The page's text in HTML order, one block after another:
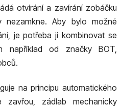
otvírání a zavírání zobáčku
nezamkne. Aby bylo možné
je potřeba ji kombinovat se
například od značky BOT,
na principu automatického
zavřou, zádlab mechanicky